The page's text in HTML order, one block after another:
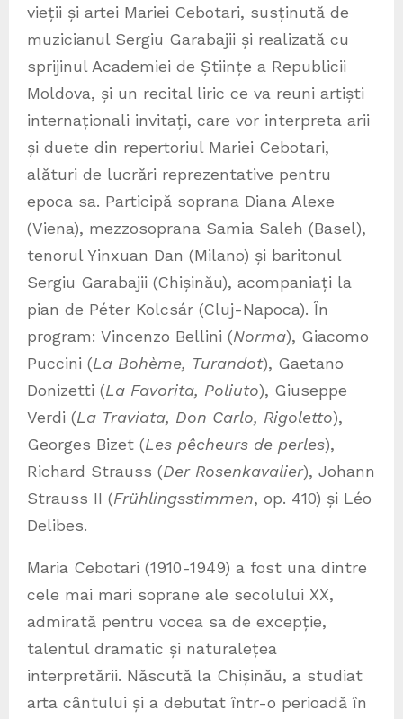
vieții și artei Mariei Cebotari, susținută de
muzicianul Sergiu Garabajii și realizată cu
sprijinul Academiei de Științe a Republicii
Moldova, și un recital liric ce va reuni artiști
internaționali invitați, care vor interpreta arii
și duete din repertoriul Mariei Cebotari,
alături de lucrări reprezentative pentru
epoca sa. Participă soprana Diana Alexe
(Viena), mezzosoprana Samia Saleh (Basel),
tenorul Yinxuan Dan (Milano) și baritonul
Sergiu Garabajii (Chișinău), acompaniați la
pian de Péter Kolcsár (Cluj-Napoca). În
program: Vincenzo Bellini (Norma), Giacomo
Puccini (La Bohème, Turandot), Gaetano
Donizetti (La Favorita, Poliuto), Giuseppe
Verdi (La Traviata, Don Carlo, Rigoletto),
Georges Bizet (Les pêcheurs de perles),
Richard Strauss (Der Rosenkavalier), Johann
Strauss II (Frühlingsstimmen, op. 410) și Léo
Delibes.
Maria Cebotari (1910-1949) a fost una dintre
cele mai mari soprane ale secolului XX,
admirată pentru vocea sa de excepție,
talentul dramatic și naturalețea
interpretării. Născută la Chișinău, a studiat
arta cântului și a debutat într-o perioadă în